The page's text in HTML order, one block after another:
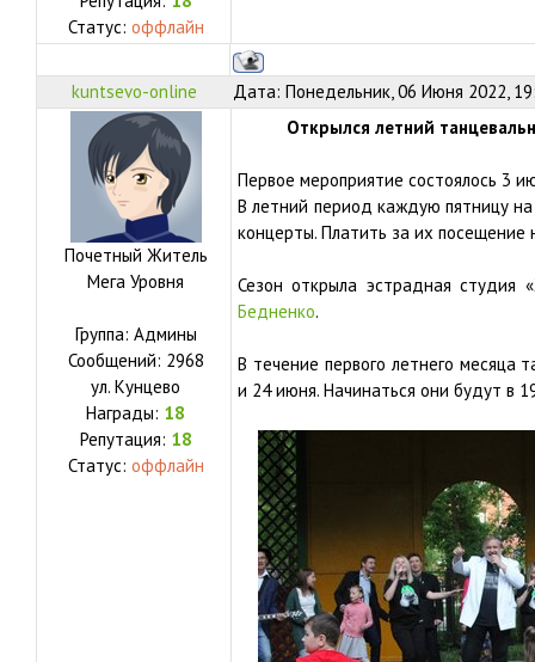
Статус: оффлайн
kuntsevo-online Дата: Понедельник, 06 Июня 2022,
Почетный Житель
Мега Уровня
Группа: Админы
Сообщений: 2968
ул. Кунцево
Награды: 18
Репутация: 18
Статус: оффлайн
Открылся летний
Первое мероприятие состоялось 3
В летний период каждую пятницу
концерты. Платить за их посещение
Сезон открыла эстрадная студия
Бедненко.
В течение первого летнего месяца
и 24 июня. Начинаться они будут в